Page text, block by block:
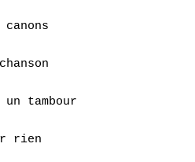
tambour
rien
T